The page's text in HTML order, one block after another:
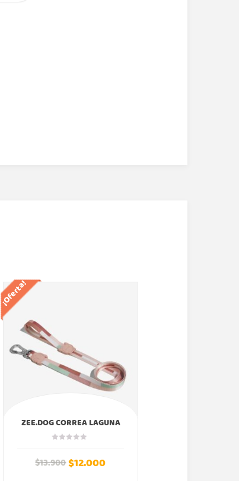
¡Oferta!
ZEE.DOG CORREA LAGUNA
ZEEDOG
$13.900$12.000